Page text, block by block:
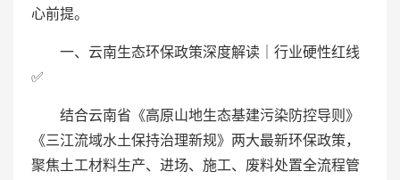
心前提。
一、云南生态环保政策深度解读｜行业硬性红线
✅
结合云南省《高原山地生态基建污染防控导则》
《三江流域水土保持治理新规》两大最新环保政策，
聚焦土工材料生产、进场、施工、废料处置全流程管